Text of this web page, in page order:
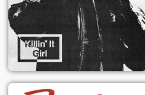
Voir le single